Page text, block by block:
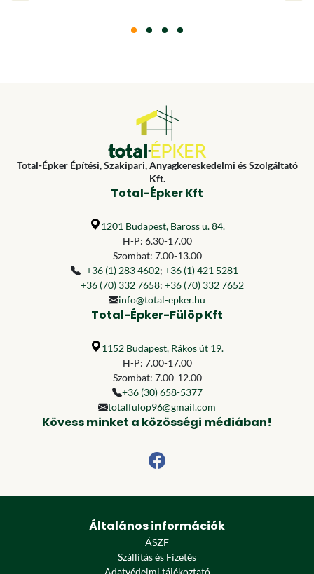
Total-Épker Építési, Szakipari, Anyagkereskedelmi és Szolgáltató
Kft.
Total-Épker Kft
1201 Budapest, Baross u. 84.
H-P: 6.30-17.00
Szombat: 7.00-13.00
+36 (1) 283 4602; +36 (1) 421 5281
+36 (70) 332 7658; +36 (70) 332 7652
info@total-epker.hu
Total-Épker-Fülöp Kft
1152 Budapest, Rákos út 19.
H-P: 7.00-17.00
Szombat: 7.00-12.00
+36 (30) 658-5377
totalfulop96@gmail.com
Kövess minket a közösségi médiában!
Általános információk
ÁSZF
Szállítás és Fizetés
Adatvédelmi tájékoztató